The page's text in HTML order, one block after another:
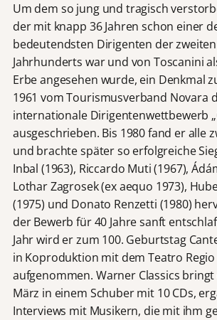
Um dem so jung und tragisch
der mit knapp 36 Jahren schon einer
bedeutendsten Dirigenten der
Jahrhunderts war und von Toscanini
Erbe angesehen wurde, ein Denkmal
1961 vom Tourismusverband Novara
internationale Dirigentenwettbewerb
ausgeschrieben. Bis 1980 fand er alle
und brachte später so erfolgreiche
Inbal (1963), Riccardo Muti (1967),
Lothar Zagrosek (ex aequo 1973),
(1975) und Donato Renzetti (1980)
der Bewerb für 40 Jahre sanft
Jahr wird er zum 100. Geburtstag
in Koproduktion mit dem Teatro
aufgenommen. Warner Classics bringt
März in einem Schuber mit 10 CDs,
Interviews mit Musikern, die mit ihm